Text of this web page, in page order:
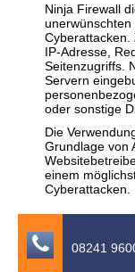
Ninja Firewall
Cyberattacken.
IP-Adresse,
Seitenzugriffs.
Servern
oder sonstige
Die
Grundlage von
einem
Cyberattacken.
 08241